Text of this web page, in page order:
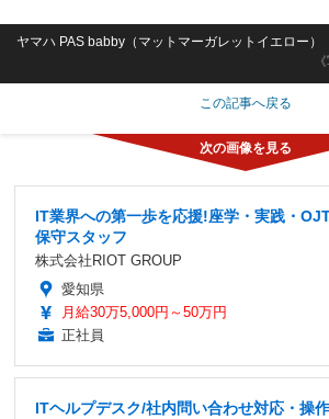
ヤマハ PAS babby（マットマーガレットイエロー）
この記事へ戻る
IT業界への第一歩を応援!座学・実践・
保守スタッフ
株式会社RIOT GROUP
愛知県
月給30万5,000円～50万円
正社員
ITヘルプデスク/社内問い合わせ対応・操